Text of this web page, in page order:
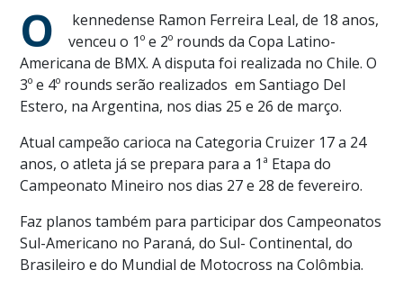
O
kennedense Ramon Ferreira Leal, de 18 anos,
venceu o 1º e 2º rounds da Copa Latino-
Americana de BMX. A disputa foi realizada no Chile. O
3º e 4º rounds serão realizados em Santiago Del
Estero, na Argentina, nos dias 25 e 26 de março.
Atual campeão carioca na Categoria Cruizer 17 a 24
anos, o atleta já se prepara para a 1ª Etapa do
Campeonato Mineiro nos dias 27 e 28 de fevereiro.
Faz planos também para participar dos Campeonatos
Sul-Americano no Paraná, do Sul- Continental, do
Brasileiro e do Mundial de Motocross na Colômbia.